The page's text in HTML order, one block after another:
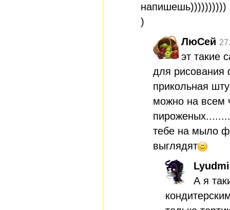
напишешь))))))))))
)
ЛюСей
эт такие
для
прикольная
можно на всем
тебе на мыло
выглядят
А я